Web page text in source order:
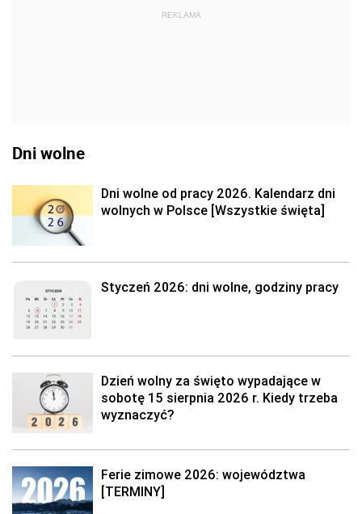
REKLAMA
Dni wolne
Dni wolne od pracy 2026. Kalendarz dni
wolnych w Polsce [Wszystkie święta]
Styczeń 2026: dni wolne, godziny pracy
Dzień wolny za święto wypadające w
sobotę 15 sierpnia 2026 r. Kiedy trzeba
wyznaczyć?
Ferie zimowe 2026: województwa
[TERMINY]